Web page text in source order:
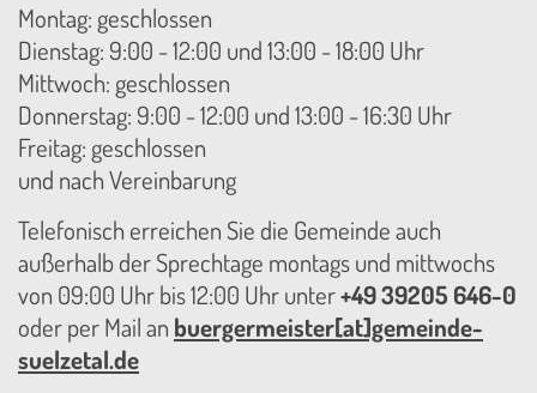
Montag: geschlossen
Dienstag: 9:00 - 12:00 und 13:00 - 18:00 Uhr
Mittwoch: geschlossen
Donnerstag: 9:00 - 12:00 und 13:00 - 16:30 Uhr
Freitag: geschlossen
und nach Vereinbarung
Telefonisch erreichen Sie die Gemeinde auch
außerhalb der Sprechtage montags und mittwochs
von 09:00 Uhr bis 12:00 Uhr unter+49 39205 646-0
oder per Mail an buergermeister[at]gemeinde-
suelzetal.de